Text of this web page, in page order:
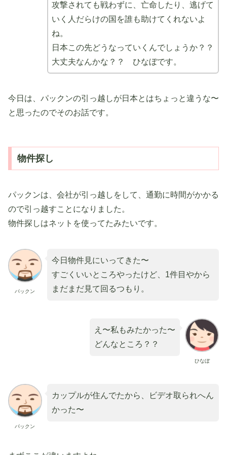
攻撃されても戦わずに、亡命したり、逃げて
いく人だらけの国を誰も助けてくれないよ
ね。
日本この先どうなっていくんでしょうか？？
大丈夫なんかな？？ ひなぼです。
今日は、パックンの引っ越しが日本とはちょっと違うな〜
と思ったのでそのお話です。
物件探し
パックンは、会社が引っ越しをして、通勤に時間がかかる
ので引っ越すことになりました。
物件探しはネットを使ってたみたいです。
パックン
今日物件見にいってきた〜
すごくいいところやったけど、1件目やから
まだまだ見て回るつもり。
ひなぼ
え〜私もみたかった〜
どんなところ？？
パックン
カップルが住んでたから、ビデオ取られへん
かった〜